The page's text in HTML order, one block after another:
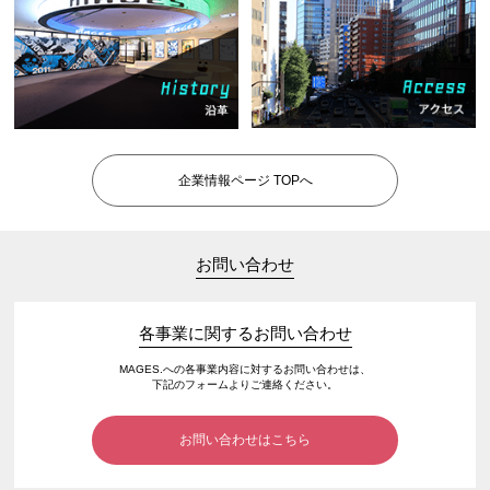
企業情報ページ TOPへ
お問い合わせ
各事業に関するお問い合わせ
MAGES.への各事業内容に対するお問い合わせは、
下記のフォームよりご連絡ください。
お問い合わせはこちら